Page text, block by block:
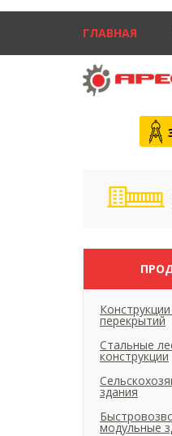
ГЛАВНАЯ
перекрытий
Стальные
конструкции
здания
модульные